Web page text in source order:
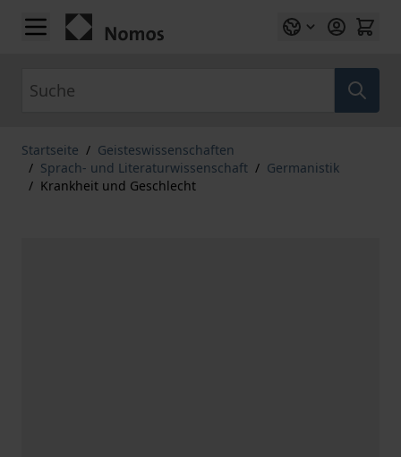
Zum Inhalt springen
Startseite / Geisteswissenschaften
/ Sprach- und Literaturwissenschaft / Germanistik
/ Krankheit und Geschlecht